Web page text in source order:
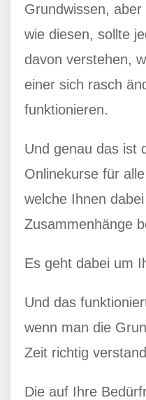
Grundwissen,
wie diesen, sollte
davon verstehen,
einer sich rasch
funktionieren.
Und genau das ist
Onlinekurse für
welche Ihnen
Zusammenhänge
Es geht dabei um
Und das
wenn man die
Zeit richtig
Die auf Ihre